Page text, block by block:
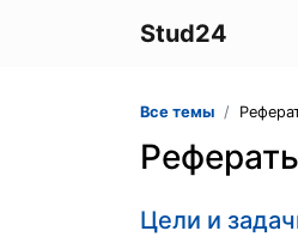
Stud24
Все темы
Цели и